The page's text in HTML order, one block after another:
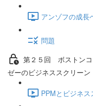
アンゾフの成長
問題
第２５回 ボストンコ
ゼーのビジネススクリーン
PPMとビジネ